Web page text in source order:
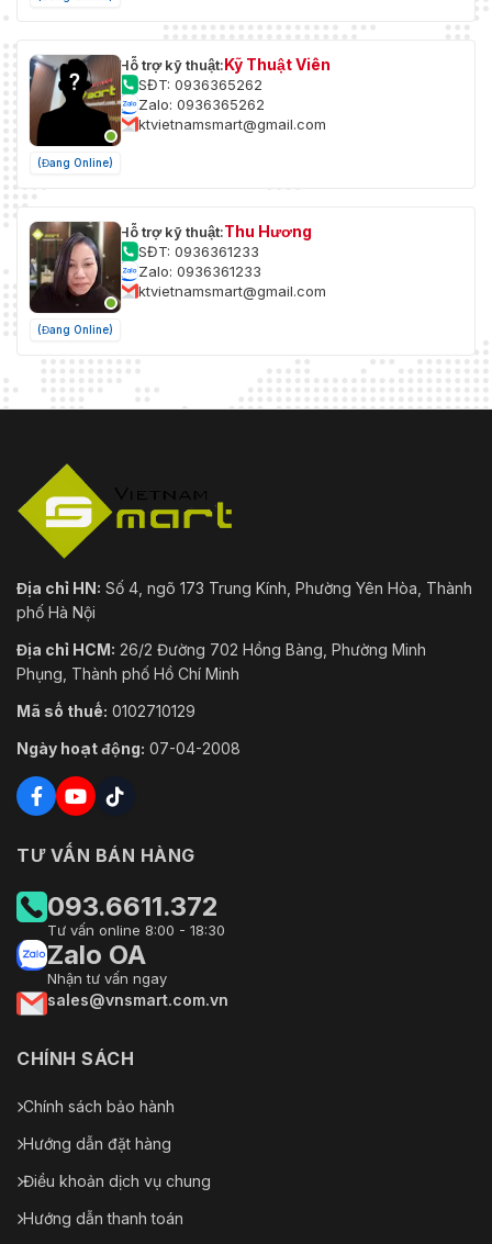
(Đang Online)
Hỗ trợ kỹ thuật:Kỹ Thuật Viên
SĐT: 0936365262
Zalo: 0936365262
ktvietnamsmart@gmail.com
(Đang Online)
Hỗ trợ kỹ thuật:Thu Hương
SĐT: 0936361233
Zalo: 0936361233
ktvietnamsmart@gmail.com
Địa chỉ HN: Số 4, ngõ 173 Trung Kính, Phường Yên Hòa, Thành
phố Hà Nội
Địa chỉ HCM: 26/2 Đường 702 Hồng Bàng, Phường Minh
Phụng, Thành phố Hồ Chí Minh
Mã số thuế: 0102710129
Ngày hoạt động: 07-04-2008
TƯ VẤN BÁN HÀNG
093.6611.372
Tư vấn online 8:00 - 18:30
Zalo OA
Nhận tư vấn ngay
sales@vnsmart.com.vn
CHÍNH SÁCH
Chính sách bảo hành
Hướng dẫn đặt hàng
Điều khoản dịch vụ chung
Hướng dẫn thanh toán